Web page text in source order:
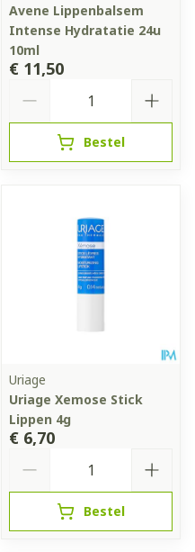
Avene Lippenbalsem
Intense Hydratatie 24u
10ml
€ 11,50
Bestel
Uriage
Uriage Xemose Stick
Lippen 4g
€ 6,70
Bestel